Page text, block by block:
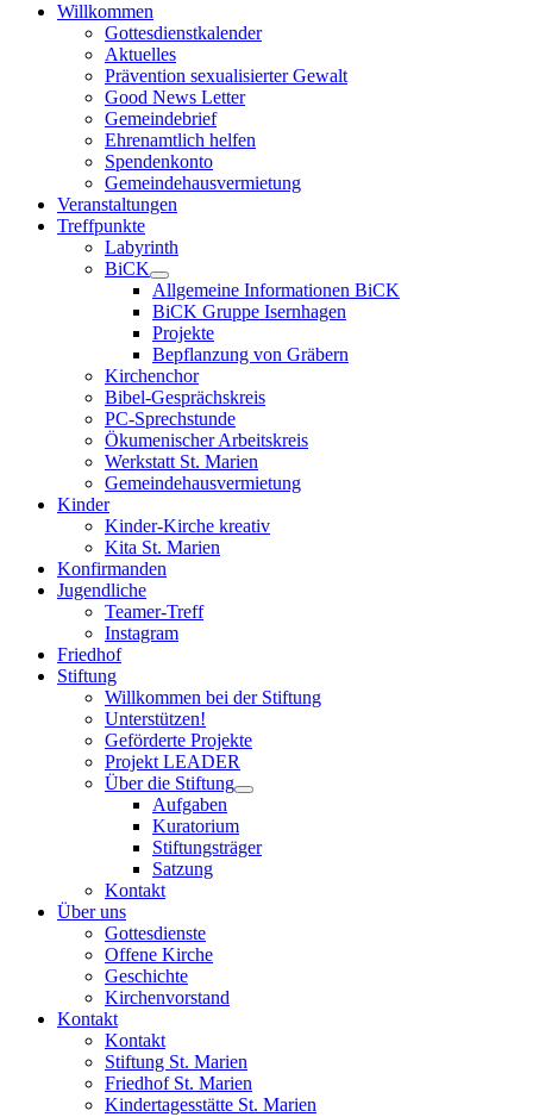
Willkommen
Gottesdienstkalender
Aktuelles
Prävention sexualisierter Gewalt
Good News Letter
Gemeindebrief
Ehrenamtlich helfen
Spendenkonto
Gemeindehausvermietung
Veranstaltungen
Treffpunkte
Labyrinth
BiCK
Allgemeine Informationen BiCK
BiCK Gruppe Isernhagen
Projekte
Bepflanzung von Gräbern
Kirchenchor
Bibel-Gesprächskreis
PC-Sprechstunde
Ökumenischer Arbeitskreis
Werkstatt St. Marien
Gemeindehausvermietung
Kinder
Kinder-Kirche kreativ
Kita St. Marien
Konfirmanden
Jugendliche
Teamer-Treff
Instagram
Friedhof
Stiftung
Willkommen bei der Stiftung
Unterstützen!
Geförderte Projekte
Projekt LEADER
Über die Stiftung
Aufgaben
Kuratorium
Stiftungsträger
Satzung
Kontakt
Über uns
Gottesdienste
Offene Kirche
Geschichte
Kirchenvorstand
Kontakt
Kontakt
Stiftung St. Marien
Friedhof St. Marien
Kindertagesstätte St. Marien